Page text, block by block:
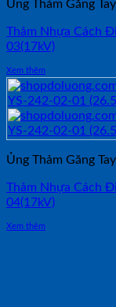
Ủng Thảm Găng
Thảm Nhựa Cách
03(17kV)
Xem thêm
Ủng Thảm Găng
Thảm Nhựa Cách
04(17kV)
Xem thêm